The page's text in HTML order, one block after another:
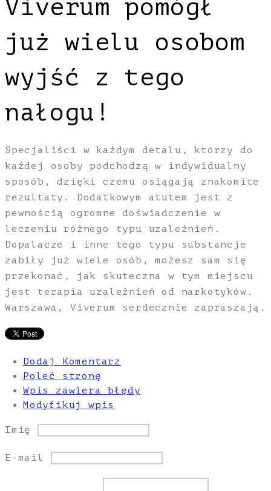
Viverum pomógł
już wielu osobom
wyjść z tego
nałogu!
Specjaliści w każdym detalu, którzy do
każdej osoby podchodzą w indywidualny
sposób, dzięki czemu osiągają znakomite
rezultaty. Dodatkowym atutem jest z
pewnością ogromne doświadczenie w
leczeniu różnego typu uzależnień.
Dopalacze i inne tego typu substancje
zabiły już wiele osób, możesz sam się
przekonać, jak skuteczna w tym miejscu
jest terapia uzależnień od narkotyków.
Warszawa, Viverum serdecznie zapraszają.
Dodaj Komentarz
Poleć stronę
Wpis zawiera błędy
Modyfikuj wpis
Imię
E-mail